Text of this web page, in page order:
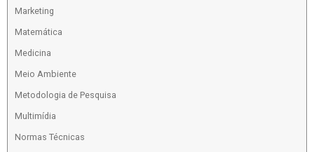
Marketing
Matemática
Medicina
Meio Ambiente
Metodologia de Pesquisa
Multimídia
Normas Técnicas